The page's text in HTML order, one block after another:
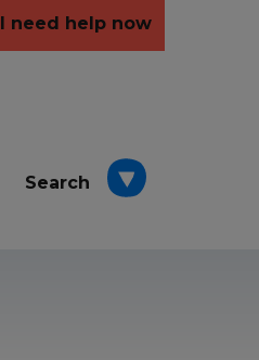
I need help now
Search